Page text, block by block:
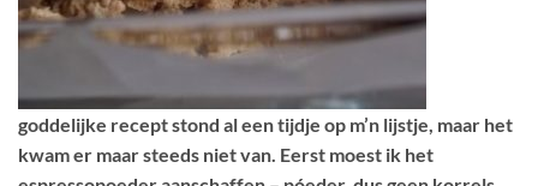
goddelijke recept stond al een tijdje op m’n lijstje, maar het
kwam er maar steeds niet van. Eerst moest ik het